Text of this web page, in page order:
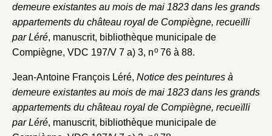
demeure existantes au mois de mai 1823 dans les grands
appartements du château royal de Compiègne, recueïlli
par Léré, manuscrit, bibliothèque municipale de
Compiègne, VDC 197/V 7 a) 3, no76 à 88.
Jean-Antoine François Léré, Notice des peintures à
demeure existantes au mois de mai 1823 dans les grands
appartements du château royal de Compiègne, recueïlli
par Léré, manuscrit, bibliothèque municipale de
Valider
Nouveau dossier
Mot de passe
Envoyer